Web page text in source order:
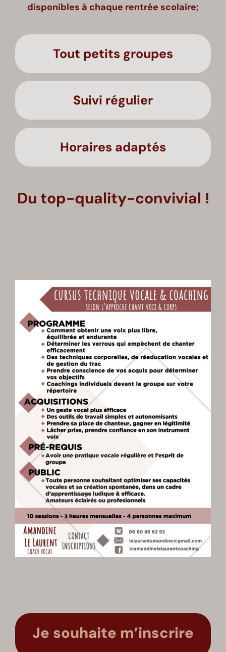
disponibles à chaque rentrée scolaire;
Tout petits groupes
Suivi régulier
Horaires adaptés
Du top-quality-convivial !
Je souhaite m’inscrire